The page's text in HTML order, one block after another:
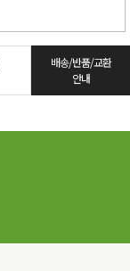
배송/반품/교환
안내